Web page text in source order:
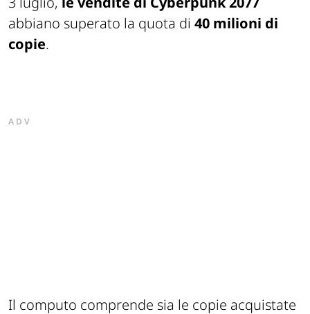
abbiano superato la quota di 40 milioni di
copie.
ADV
Il computo comprende sia le copie acquistate